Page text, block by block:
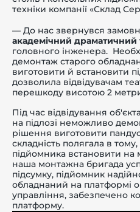
техніки компанії «Склад
— До нас звернувся
академічний драматичний
головного інженера.
демонтаж старого
виготовити й встановити
дозволила відвідувачам
перешкоду висотою 2
Під час відвідування
на підлозі неможливо
рішення виготовити
складність полягала в
підйомника встановити на
наша монтажна бригада
підсумку, підйомник
обладнаний на платформі
управління, забезпечено
платформу.